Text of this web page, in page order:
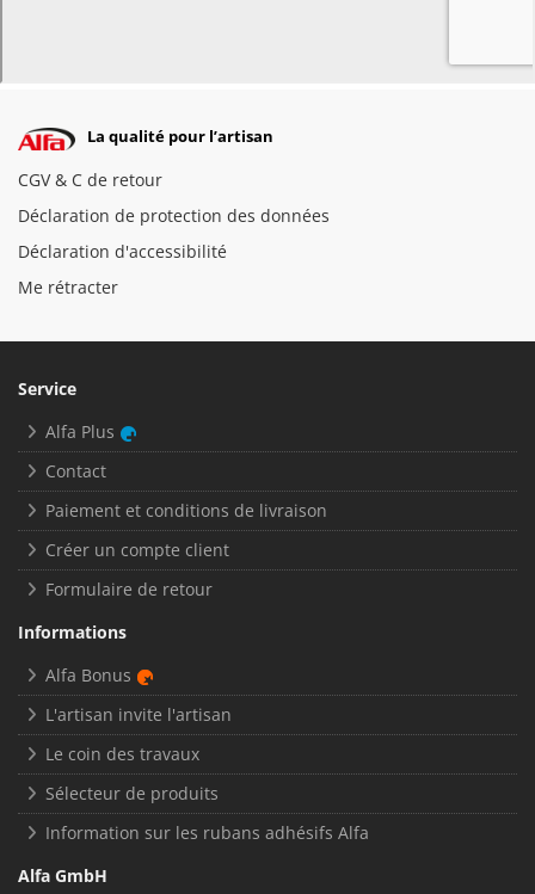
La qualité pour l’artisan
CGV & C de retour
Déclaration de protection des données
Déclaration d'accessibilité
Me rétracter
Service
Alfa Plus
Contact
Paiement et conditions de livraison
Créer un compte client
Formulaire de retour
Informations
Alfa Bonus
L'artisan invite l'artisan
Le coin des travaux
Sélecteur de produits
Information sur les rubans adhésifs Alfa
Alfa GmbH